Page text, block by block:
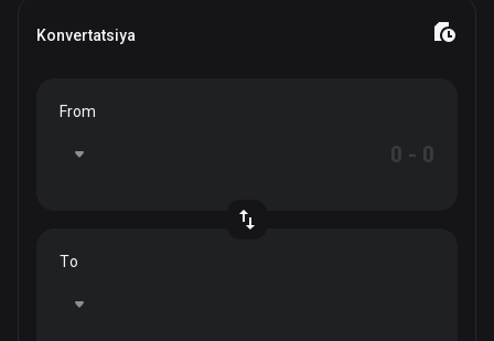
Konvertatsiya
From
To